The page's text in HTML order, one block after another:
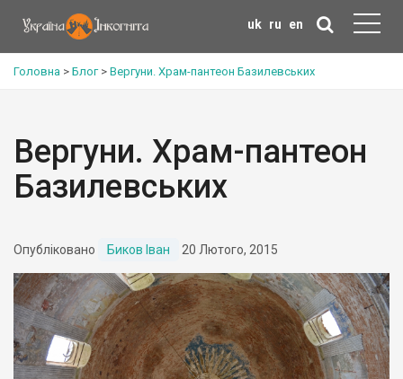
uk ru en
Головна > Блог> Вергуни. Храм-пантеон Базилевських
Вергуни. Храм-пантеон
Базилевських
Опубліковано Биков Іван 20 Лютого, 2015